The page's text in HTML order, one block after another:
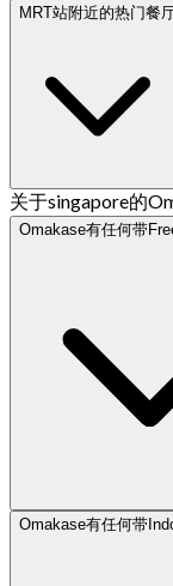
MRT站附近的热门餐
关于singapore的
Omakase有任何带
Omakase有任何带